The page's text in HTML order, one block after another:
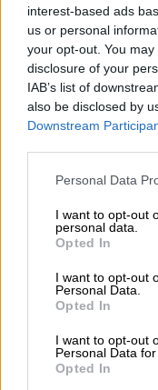
interest-based ads
us or personal
your opt-out. You
disclosure of your
IAB’s list of
also be disclosed by
Downstream
Please note that this
not limited to your
grant or deny
use your data for
consent section.
Personal Data
I want to opt-out
personal data.
Opted In
I want to opt-out
Personal Data.
Opted In
I want to opt-out
Personal Data
Opted In
ΔΙΑΒΑΣΤΕ
Ελλάδα|
Δίκη
αντιρρήσεις
Ηράκλειο:
«καίει»
συνέθλιψε
Σημειώνεται
οικογένεια